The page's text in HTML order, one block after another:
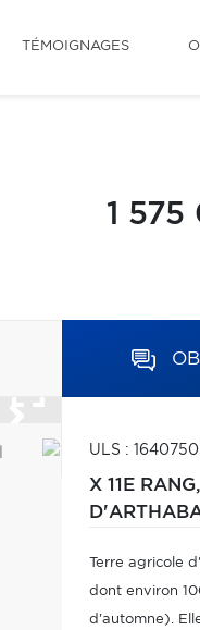
TÉMOIGNAGES
1
ULS :
X 11E RANG,
Terre agricole
dont environ
d'automne).